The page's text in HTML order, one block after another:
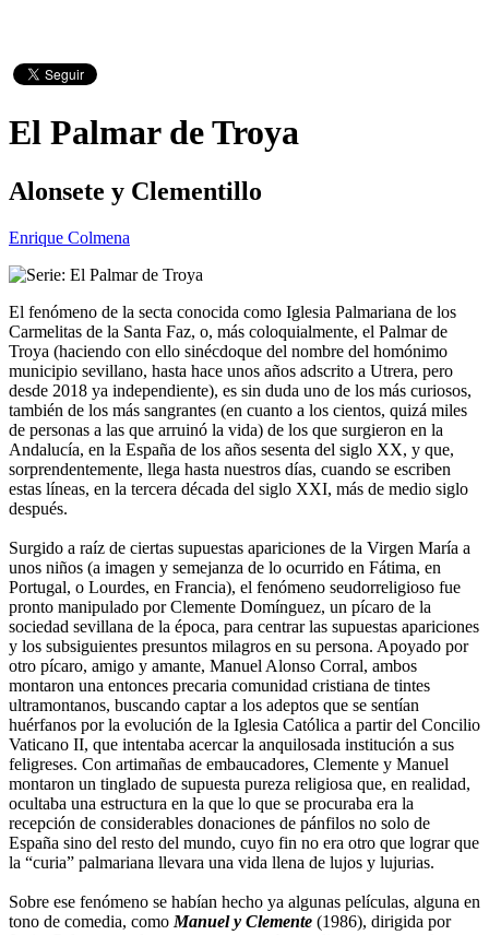
El Palmar de Troya
Alonsete y Clementillo
Enrique Colmena
El fenómeno de la secta conocida como Iglesia Palmariana de los
Carmelitas de la Santa Faz, o, más coloquialmente, el Palmar de
Troya (haciendo con ello sinécdoque del nombre del homónimo
municipio sevillano, hasta hace unos años adscrito a Utrera, pero
desde 2018 ya independiente), es sin duda uno de los más curiosos,
también de los más sangrantes (en cuanto a los cientos, quizá miles
de personas a las que arruinó la vida) de los que surgieron en la
Andalucía, en la España de los años sesenta del siglo XX, y que,
sorprendentemente, llega hasta nuestros días, cuando se escriben
estas líneas, en la tercera década del siglo XXI, más de medio siglo
después.
Surgido a raíz de ciertas supuestas apariciones de la Virgen María a
unos niños (a imagen y semejanza de lo ocurrido en Fátima, en
Portugal, o Lourdes, en Francia), el fenómeno seudorreligioso fue
pronto manipulado por Clemente Domínguez, un pícaro de la
sociedad sevillana de la época, para centrar las supuestas apariciones
y los subsiguientes presuntos milagros en su persona. Apoyado por
otro pícaro, amigo y amante, Manuel Alonso Corral, ambos
montaron una entonces precaria comunidad cristiana de tintes
ultramontanos, buscando captar a los adeptos que se sentían
huérfanos por la evolución de la Iglesia Católica a partir del Concilio
Vaticano II, que intentaba acercar la anquilosada institución a sus
feligreses. Con artimañas de embaucadores, Clemente y Manuel
montaron un tinglado de supuesta pureza religiosa que, en realidad,
ocultaba una estructura en la que lo que se procuraba era la
recepción de considerables donaciones de pánfilos no solo de
España sino del resto del mundo, cuyo fin no era otro que lograr que
la “curia” palmariana llevara una vida llena de lujos y lujurias.
Sobre ese fenómeno se habían hecho ya algunas películas, alguna en
tono de comedia, como Manuel y Clemente (1986), dirigida por